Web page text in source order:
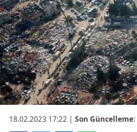
18.02.2023 17:22 | Son Güncelleme: